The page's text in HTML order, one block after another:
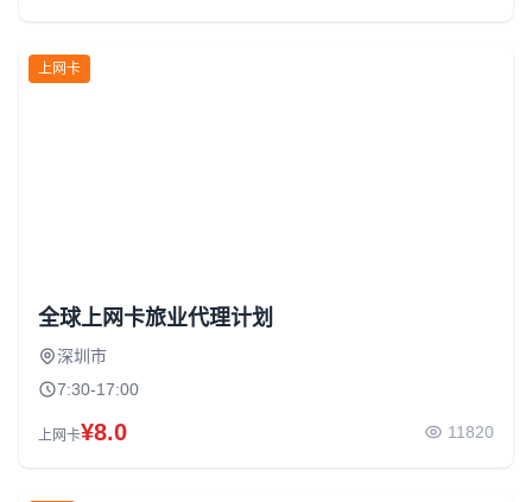
上网卡
全球上网卡旅业代理计划
深圳市
7:30-17:00
上网卡¥8.0 11820